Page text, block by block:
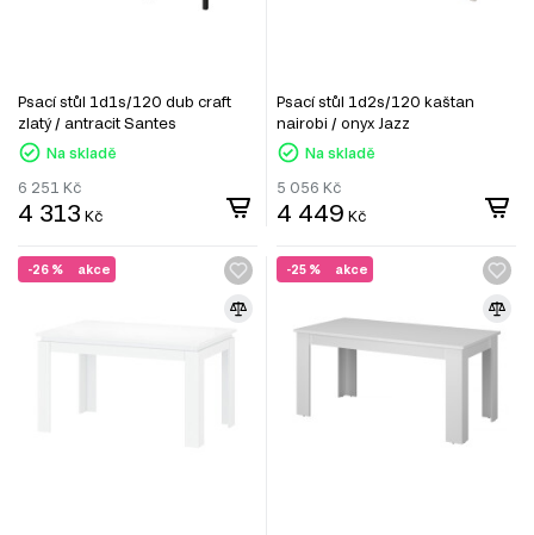
Psací stůl 1d1s/120 dub craft
zlatý / antracit Santes
Na skladě
6 251 Kč
4 313 Kč
Psací stůl 1d2s/120 kaštan
nairobi / onyx Jazz
Na skladě
5 056 Kč
4 449 Kč
akce
-26 % akce
-25 %